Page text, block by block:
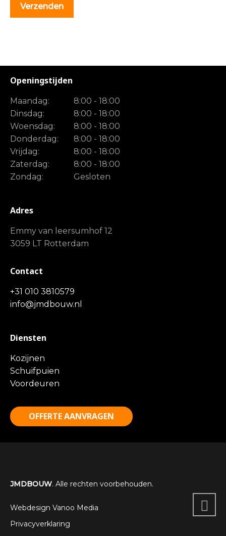
Openingstijden
Maandag:
8:00 - 18:00
Dinsdag:
8:00 - 18:00
Woensdag:
8:00 - 18:00
Donderdag:
8:00 - 18:00
Vrijdag:
8:00 - 18:00
Zaterdag:
8:00 - 18:00
Zondag:
Gesloten
Adres
Emmy van leersumhof 12
3059 LT Rotterdam
Contact
+31 010 3810579
info@jmdbouw.nl
Diensten
Kozijnen
Schuifpuien
Voordeuren
OFFERTE AANVRAGEN
JMDBOUW. Alle rechten voorbehouden.
Webdesign Vanoo Media
Privacyverklaring